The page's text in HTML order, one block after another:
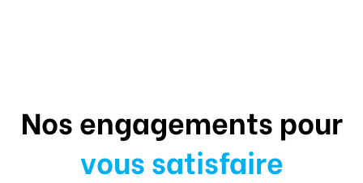
Nos engagements pour
vous satisfaire